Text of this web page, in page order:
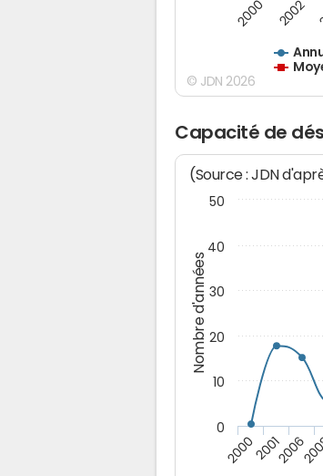
2000 2002
© JDN 2026
Capacité de
Nombre d'années
(Source : JDN
200020012006
0
10
20
30
40
50